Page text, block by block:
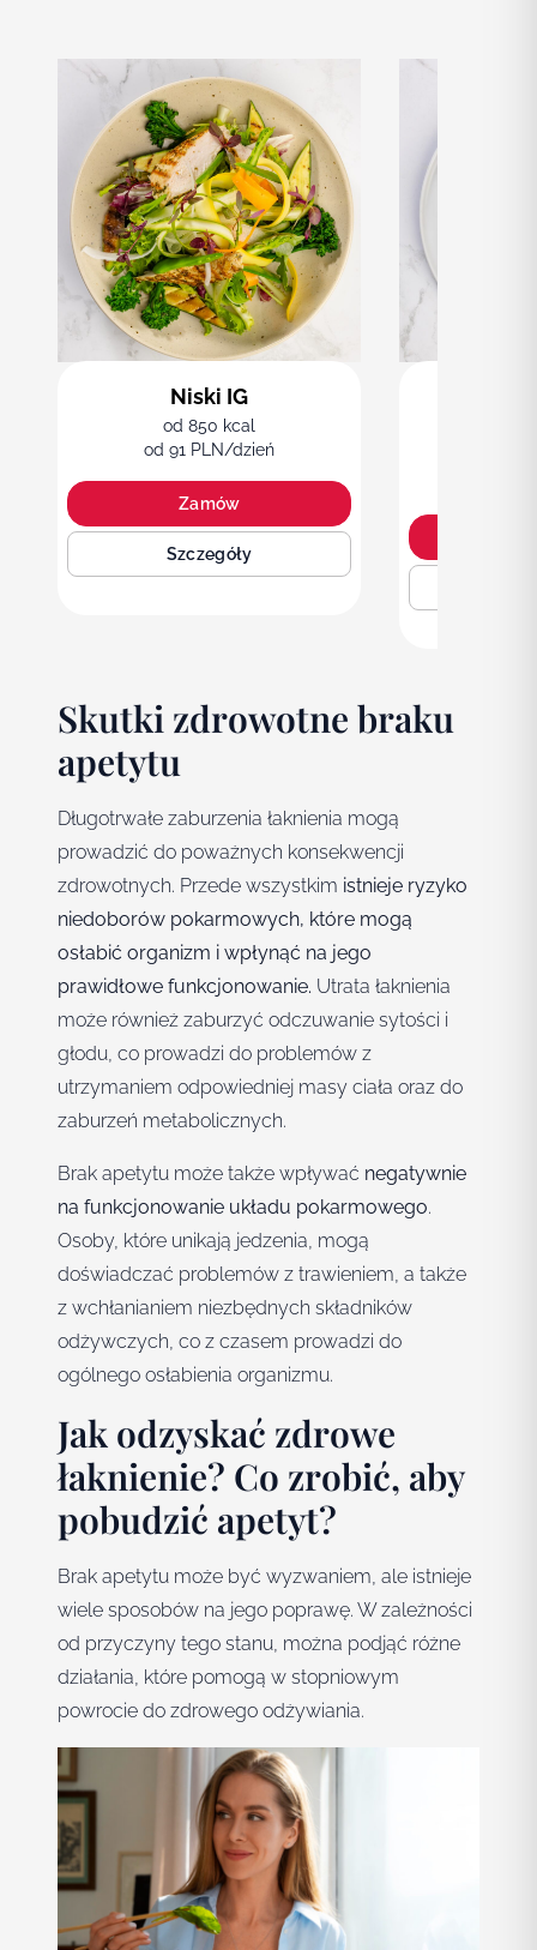
Niski IG
od 850 kcal
od 91 PLN/dzień
Zamów
Szczegóły
Skutki zdrowotne braku
apetytu
Długotrwałe zaburzenia łaknienia mogą
prowadzić do poważnych konsekwencji
zdrowotnych. Przede wszystkim istnieje ryzyko
niedoborów pokarmowych, które mogą
osłabić organizm i wpłynąć na jego
prawidłowe funkcjonowanie. Utrata łaknienia
może również zaburzyć odczuwanie sytości i
głodu, co prowadzi do problemów z
utrzymaniem odpowiedniej masy ciała oraz do
zaburzeń metabolicznych.
Brak apetytu może także wpływać negatywnie
na funkcjonowanie układu pokarmowego.
Osoby, które unikają jedzenia, mogą
doświadczać problemów z trawieniem, a także
z wchłanianiem niezbędnych składników
odżywczych, co z czasem prowadzi do
ogólnego osłabienia organizmu.
Jak odzyskać zdrowe
łaknienie? Co zrobić, aby
pobudzić apetyt?
Brak apetytu może być wyzwaniem, ale istnieje
wiele sposobów na jego poprawę. W zależności
od przyczyny tego stanu, można podjąć różne
działania, które pomogą w stopniowym
powrocie do zdrowego odżywiania.